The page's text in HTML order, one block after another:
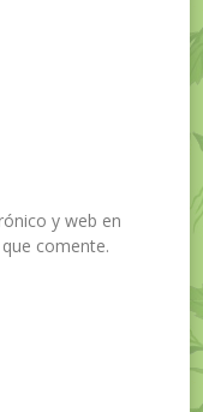
y web en
comente.